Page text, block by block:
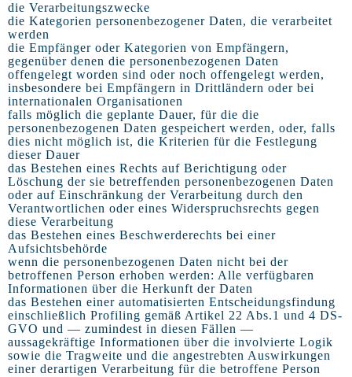
die Verarbeitungszwecke
die Kategorien personenbezogener Daten, die verarbeitet
werden
die Empfänger oder Kategorien von Empfängern,
gegenüber denen die personenbezogenen Daten
offengelegt worden sind oder noch offengelegt werden,
insbesondere bei Empfängern in Drittländern oder bei
internationalen Organisationen
falls möglich die geplante Dauer, für die die
personenbezogenen Daten gespeichert werden, oder, falls
dies nicht möglich ist, die Kriterien für die Festlegung
dieser Dauer
das Bestehen eines Rechts auf Berichtigung oder
Löschung der sie betreffenden personenbezogenen Daten
oder auf Einschränkung der Verarbeitung durch den
Verantwortlichen oder eines Widerspruchsrechts gegen
diese Verarbeitung
das Bestehen eines Beschwerderechts bei einer
Aufsichtsbehörde
wenn die personenbezogenen Daten nicht bei der
betroffenen Person erhoben werden: Alle verfügbaren
Informationen über die Herkunft der Daten
das Bestehen einer automatisierten Entscheidungsfindung
einschließlich Profiling gemäß Artikel 22 Abs.1 und 4 DS-
GVO und — zumindest in diesen Fällen —
aussagekräftige Informationen über die involvierte Logik
sowie die Tragweite und die angestrebten Auswirkungen
einer derartigen Verarbeitung für die betroffene Person